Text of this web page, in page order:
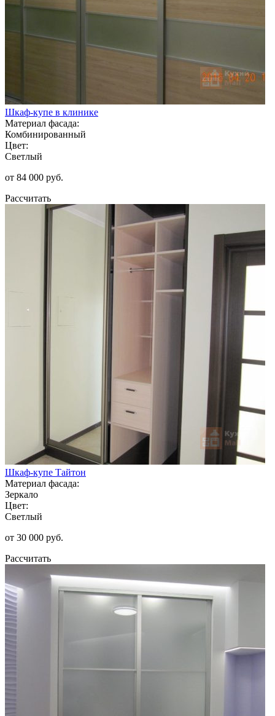
Шкаф-купе в клинике
Материал фасада:
Комбинированный
Цвет:
Светлый
от 84 000 руб.
Рассчитать
Шкаф-купе Тайтон
Материал фасада:
Зеркало
Цвет:
Светлый
от 30 000 руб.
Рассчитать